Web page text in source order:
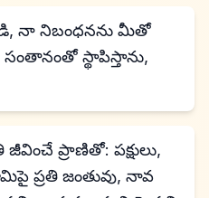
నా నిబంధనను మీతో
స్థాపిస్తాను,
ప్రాణితో: పక్షులు,
ప్రతి జంతువు, నావ